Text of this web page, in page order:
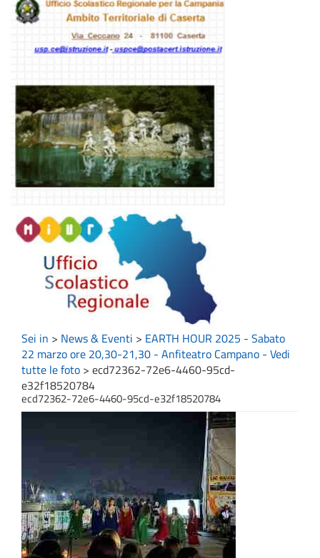
Sei in > News & Eventi > EARTH HOUR 2025 - Sabato
22 marzo ore 20,30-21,30 - Anfiteatro Campano - Vedi
tutte le foto > ecd72362-72e6-4460-95cd-
e32f18520784
ecd72362-72e6-4460-95cd-e32f18520784